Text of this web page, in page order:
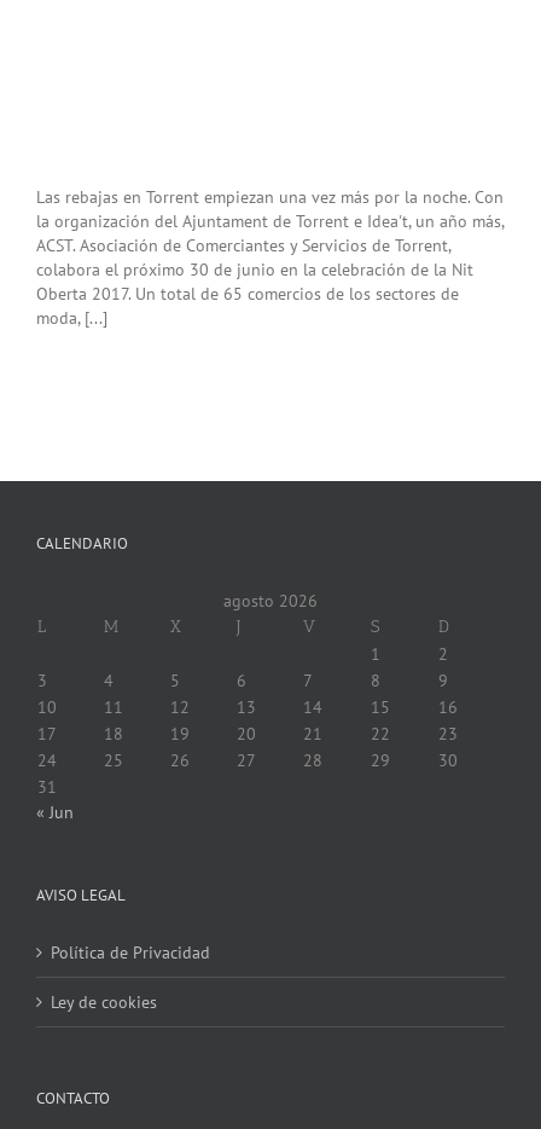
Las rebajas en Torrent empiezan una vez más por la noche. Con
la organización del Ajuntament de Torrent e Idea't, un año más,
ACST. Asociación de Comerciantes y Servicios de Torrent,
colabora el próximo 30 de junio en la celebración de la Nit
Oberta 2017. Un total de 65 comercios de los sectores de
moda, [...]
CALENDARIO
agosto 2026
L M X J V S D
1
2
3
4 5 6 7 8
9
10
11 12 13 14 15
16
17
18 19 20 21 22
23
24
25 26 27 28 29
30
31
« Jun
AVISO LEGAL
Política de Privacidad
Ley de cookies
CONTACTO